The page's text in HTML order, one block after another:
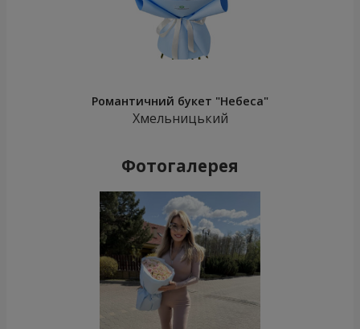
Романтичний букет "Небеса"
Хмельницький
Фотогалерея